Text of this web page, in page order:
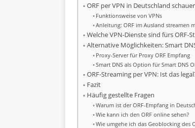
ORF per VPN in Deutschland
Funktionsweise von VPNs
Anleitung: ORF im Ausland streamen
Welche VPN-Dienste sind fürs ORF-
Alternative Möglichkeiten: Smart
Proxy-Server für Proxy ORF Empfang
Smart DNS als Option für Smart DNS
ORF-Streaming per VPN: Ist das
Fazit
Häufig gestellte Fragen
Warum ist der ORF-Empfang in
Wie kann ich den ORF online sehen?
Wie umgehe ich das Geoblocking des